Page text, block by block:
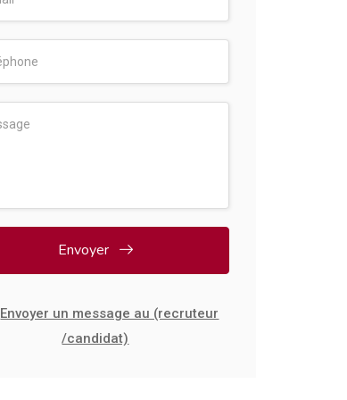
Envoyer
Envoyer un message au (recruteur
/candidat)